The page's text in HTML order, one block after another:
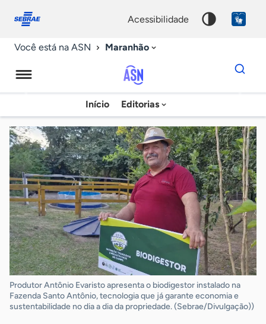
conosco
acessibilidade
Você está na ASN Maranhão
Agência
Sebrae
de
Notícias
Início Editorias
Dados
para
chave
Produtor Antônio Evaristo apresenta o biodigestor instalado na
Fazenda Santo Antônio, tecnologia que já garante economia e
sustentabilidade no dia a dia da propriedade. (Sebrae/Divulgação))